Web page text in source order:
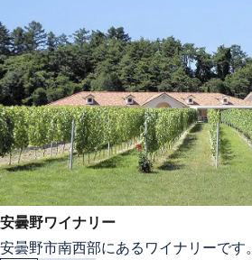
安曇野ワイナリー
安曇野市南西部にあるワイナリーです。